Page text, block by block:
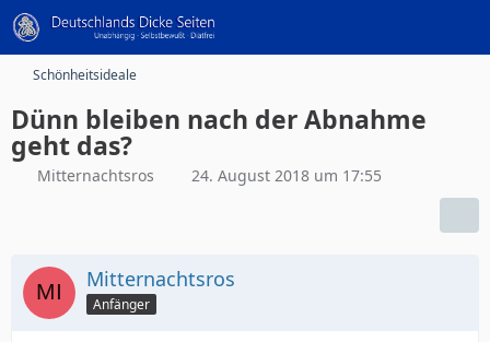
Schönheitsideale
Dünn bleiben nach der Abnahme
geht das?
Mitternachtsros 24. August 2018 um 17:55
Mitternachtsros
Anfänger